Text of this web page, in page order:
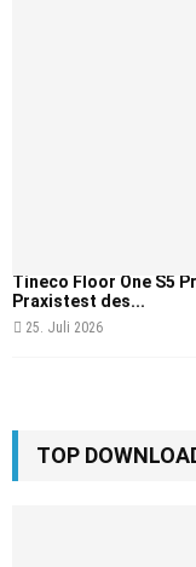
Tineco Floor One S5
Praxistest des...
25. Juli 2026
TOP